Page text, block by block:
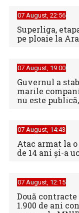
07 August, 22:56
Superliga,
pe ploaie la
07 August, 19:00
Guvernul a
marile
nu este
07 August, 14:43
Atac armat la
de 14 ani și-a
07 August, 12:15
Două
1.900 de ani